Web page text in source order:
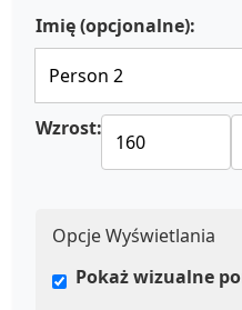
Imię (opcjonalne):
Wzrost:
Opcje Wyświetlania
Pokaż wizualne